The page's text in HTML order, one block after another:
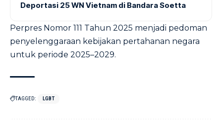
Deportasi 25 WN Vietnam di Bandara Soetta
Perpres Nomor 111 Tahun 2025 menjadi pedoman
penyelenggaraan kebijakan pertahanan negara
untuk periode 2025–2029.
TAGGED: LGBT